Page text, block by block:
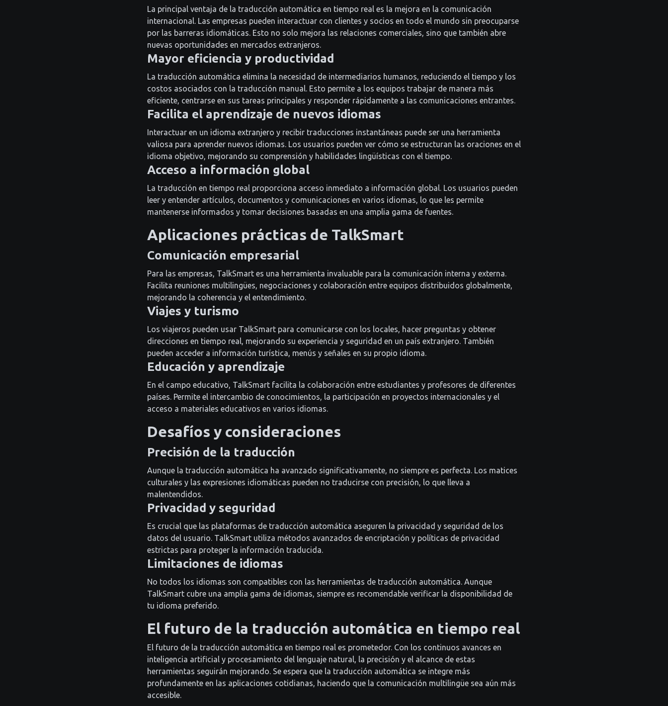
La principal ventaja de la traducción automática en tiempo real es la mejora en la comunicación
internacional. Las empresas pueden interactuar con clientes y socios en todo el mundo sin preocuparse
por las barreras idiomáticas. Esto no solo mejora las relaciones comerciales, sino que también abre
nuevas oportunidades en mercados extranjeros.
Mayor eficiencia y productividad
La traducción automática elimina la necesidad de intermediarios humanos, reduciendo el tiempo y los
costos asociados con la traducción manual. Esto permite a los equipos trabajar de manera más
eficiente, centrarse en sus tareas principales y responder rápidamente a las comunicaciones entrantes.
Facilita el aprendizaje de nuevos idiomas
Interactuar en un idioma extranjero y recibir traducciones instantáneas puede ser una herramienta
valiosa para aprender nuevos idiomas. Los usuarios pueden ver cómo se estructuran las oraciones en el
idioma objetivo, mejorando su comprensión y habilidades lingüísticas con el tiempo.
Acceso a información global
La traducción en tiempo real proporciona acceso inmediato a información global. Los usuarios pueden
leer y entender artículos, documentos y comunicaciones en varios idiomas, lo que les permite
mantenerse informados y tomar decisiones basadas en una amplia gama de fuentes.
Aplicaciones prácticas de TalkSmart
Comunicación empresarial
Para las empresas, TalkSmart es una herramienta invaluable para la comunicación interna y externa.
Facilita reuniones multilingües, negociaciones y colaboración entre equipos distribuidos globalmente,
mejorando la coherencia y el entendimiento.
Viajes y turismo
Los viajeros pueden usar TalkSmart para comunicarse con los locales, hacer preguntas y obtener
direcciones en tiempo real, mejorando su experiencia y seguridad en un país extranjero. También
pueden acceder a información turística, menús y señales en su propio idioma.
Educación y aprendizaje
En el campo educativo, TalkSmart facilita la colaboración entre estudiantes y profesores de diferentes
países. Permite el intercambio de conocimientos, la participación en proyectos internacionales y el
acceso a materiales educativos en varios idiomas.
Desafíos y consideraciones
Precisión de la traducción
Aunque la traducción automática ha avanzado significativamente, no siempre es perfecta. Los matices
culturales y las expresiones idiomáticas pueden no traducirse con precisión, lo que lleva a
malentendidos.
Privacidad y seguridad
Es crucial que las plataformas de traducción automática aseguren la privacidad y seguridad de los
datos del usuario. TalkSmart utiliza métodos avanzados de encriptación y políticas de privacidad
estrictas para proteger la información traducida.
Limitaciones de idiomas
No todos los idiomas son compatibles con las herramientas de traducción automática. Aunque
TalkSmart cubre una amplia gama de idiomas, siempre es recomendable verificar la disponibilidad de
tu idioma preferido.
El futuro de la traducción automática en tiempo real
El futuro de la traducción automática en tiempo real es prometedor. Con los continuos avances en
inteligencia artificial y procesamiento del lenguaje natural, la precisión y el alcance de estas
herramientas seguirán mejorando. Se espera que la traducción automática se integre más
profundamente en las aplicaciones cotidianas, haciendo que la comunicación multilingüe sea aún más
accesible.